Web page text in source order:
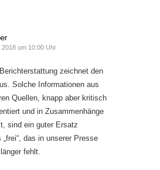
2018 um 10:00 Uhr
zeichnet den
Solche Informationen aus
Quellen, knapp aber kritisch
und in Zusammenhänge
sind ein guter Ersatz
„frei“, das in unserer Presse
fehlt.